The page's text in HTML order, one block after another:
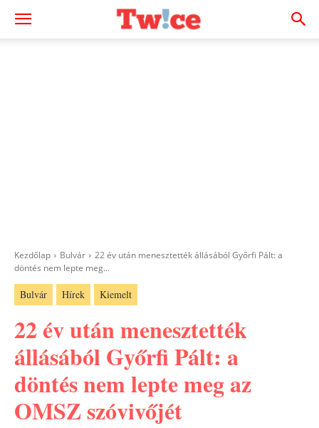
Kezdőlap Bulvár
22 év után menesztették állásából Győrfi Pált: a
döntés nem lepte meg...
Bulvár Hírek Kiemelt
22 év után menesztették
állásából Győrfi Pált: a
döntés nem lepte meg az
OMSZ szóvivőjét